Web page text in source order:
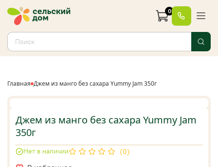
0
Главная Джем из манго без сахара Yummy Jam 350г
Джем из манго без сахара Yummy Jam
350г
(0)
Нет в наличии